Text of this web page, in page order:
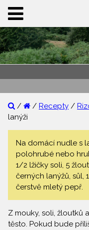
/ / Recepty /
lanýži
Na domácí nudle s
polohrubé nebo
1/2 lžičky soli, 5
černých lanýžů, sůl,
čerstvě mletý pepř.
Z mouky, soli, žloutků
těsto. Pokud bude